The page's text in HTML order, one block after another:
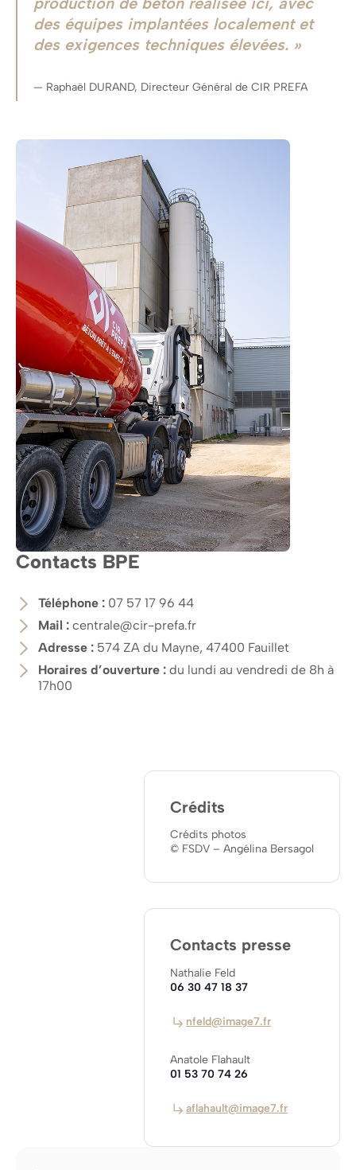
des équipes implantées localement et
des exigences techniques élevées.
Raphaël DURAND, Directeur Général de CIR PREFA
Contacts BPE
Téléphone : 07 57 17 96 44
Mail :centrale@cir-prefa.fr
Adresse : 574 ZA du Mayne, 47400 Fauillet
Horaires d’ouverture :du lundi au vendredi de 8h à
17h00
Crédits
Crédits photos
© FSDV – Angélina Bersagol
Contacts presse
Nathalie Feld
06 30 47 18 37
nfeld@image7.fr
Anatole Flahault
01 53 70 74 26
aflahault@image7.fr